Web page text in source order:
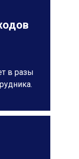
в разы